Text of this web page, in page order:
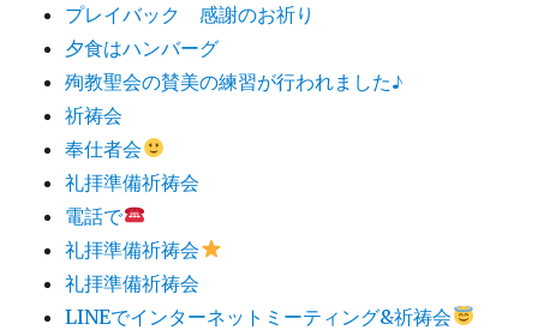
プレイバック 感謝のお祈り
夕食はハンバーグ
殉教聖会の賛美の練習が行われました♪
祈祷会
奉仕者会
礼拝準備祈祷会
電話で
礼拝準備祈祷会
礼拝準備祈祷会
LINEでインターネットミーティング&祈祷会